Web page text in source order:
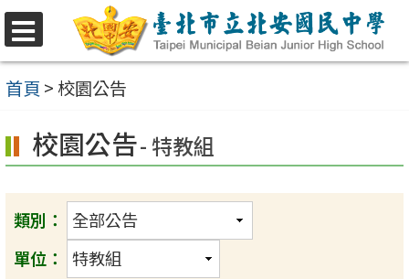
選
單
跳
至
主
內
容
區
首頁 >校園公告
校園公告- 特教組
類別：
單位：